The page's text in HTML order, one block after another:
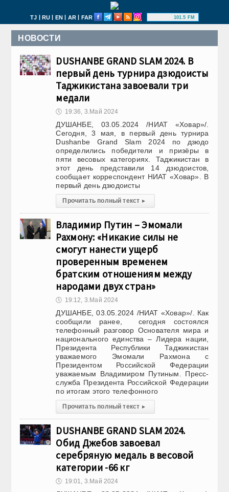
TJ | RU | EN | AR | FAR 101.5 FM
НОВОСТИ
DUSHANBE GRAND SLAM 2024. В
первый день турнира дзюдоисты
Таджикистана завоевали три
медали
🕔 19:36, 3.Май 2024
ДУШАНБЕ, 03.05.2024 /НИАТ «Ховар»/.
Сегодня, 3 мая, в первый день турнира
Dushanbe Grand Slam 2024 по дзюдо
определились победители и призёры в
пяти весовых категориях. Таджикистан в
этот день представили 14 дзюдоистов,
сообщает корреспондент НИАТ «Ховар». В
первый день дзюдоисты
Прочитать полный текст ▸
Владимир Путин – Эмомали
Рахмону: «Никакие силы не
смогут нанести ущерб
проверенным временем
братским отношениям между
народами двух стран»
🕔 19:12, 3.Май 2024
ДУШАНБЕ, 03.05.2024 /НИАТ «Ховар»/. Как
сообщили ранее, сегодня состоялся
телефонный разговор Основателя мира и
национального единства – Лидера нации,
Президента Республики Таджикистан
уважаемого Эмомали Рахмона с
Президентом Российской Федерации
уважаемым Владимиром Путиным. Пресс-
служба Президента Российской Федерации
по итогам этого телефонного
Прочитать полный текст ▸
DUSHANBE GRAND SLAM 2024.
Обид Джебов завоевал
серебряную медаль в весовой
категории -66 кг
🕔 19:01, 3.Май 2024